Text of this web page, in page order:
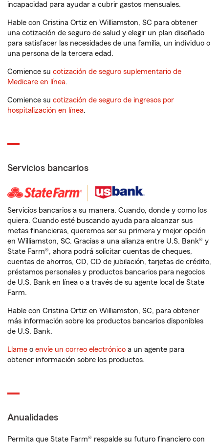
incapacidad para ayudar a cubrir gastos mensuales.
Hable con Cristina Ortiz en Williamston, SC para obtener
una cotización de seguro de salud y elegir un plan diseñado
para satisfacer las necesidades de una familia, un individuo o
una persona de la tercera edad.
Comience su cotización de seguro suplementario de
Medicare en línea.
Comience su cotización de seguro de ingresos por
hospitalización en línea.
Servicios bancarios
Servicios bancarios a su manera. Cuando, donde y como los
quiera. Cuando esté buscando ayuda para alcanzar sus
metas financieras, queremos ser su primera y mejor opción
en Williamston, SC. Gracias a una alianza entre U.S. Bank® y
State Farm®, ahora podrá solicitar cuentas de cheques,
cuentas de ahorros, CD, CD de jubilación, tarjetas de crédito,
préstamos personales y productos bancarios para negocios
de U.S. Bank en línea o a través de su agente local de State
Farm.
Hable con Cristina Ortiz en Williamston, SC, para obtener
más información sobre los productos bancarios disponibles
de U.S. Bank.
Llame o envíe un correo electrónico a un agente para
obtener información sobre los productos.
Anualidades
Permita que State Farm® respalde su futuro financiero con